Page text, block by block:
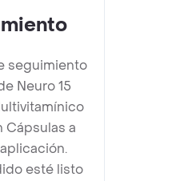
seguimiento
Neuro 15
Cápsulas a
esté listo